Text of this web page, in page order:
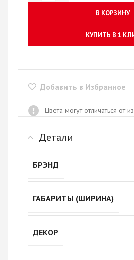
В КОРЗИНУ
КУПИТЬ В 1
Добавить в Избранное
Цвета могут отличаться от
Детали
БРЭНД
ГАБАРИТЫ (ШИРИНА)
ДЕКОР